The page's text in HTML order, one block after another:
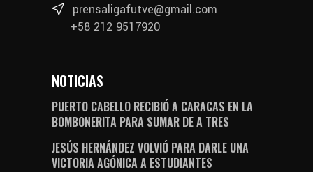
prensaligafutve@gmail.com
+58 212 9517920
NOTICIAS
PUERTO CABELLO RECIBIÓ A CARACAS EN LA
BOMBONERITA PARA SUMAR DE A TRES
JESÚS HERNÁNDEZ VOLVIÓ PARA DARLE UNA
VICTORIA AGÓNICA A ESTUDIANTES